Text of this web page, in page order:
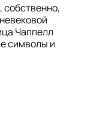
собственно,
Чаппелл
символы и